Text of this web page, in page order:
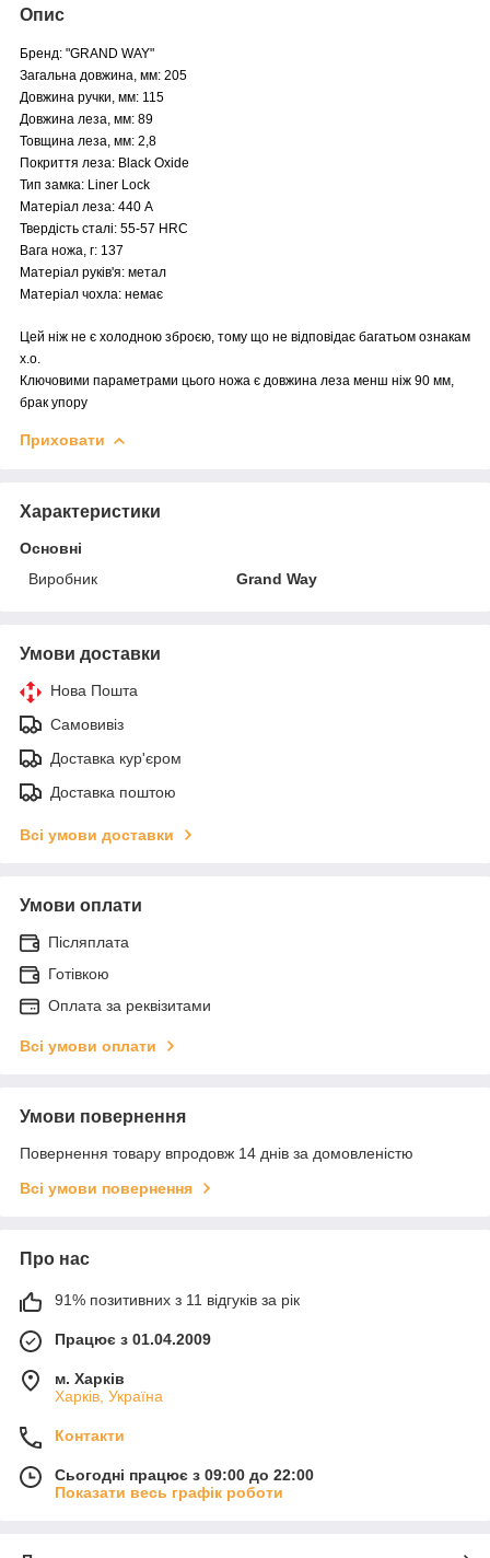
Опис
Бренд: "GRAND WAY"
Загальна довжина, мм: 205
Довжина ручки, мм: 115
Довжина леза, мм: 89
Товщина леза, мм: 2,8
Покриття леза: Black Oxide
Тип замка: Liner Lock
Матеріал леза: 440 A
Твердість сталі: 55-57 HRC
Вага ножа, г: 137
Матеріал руків'я: метал
Матеріал чохла: немає
Цей ніж не є холодною зброєю, тому що не відповідає багатьом ознакам
х.о.
Ключовими параметрами цього ножа є довжина леза менш ніж 90 мм,
брак упору
Приховати
Характеристики
Основні
Виробник
Grand Way
Умови доставки
Нова Пошта
Самовивіз
Доставка кур'єром
Доставка поштою
Всі умови доставки
Умови оплати
Післяплата
Готівкою
Оплата за реквізитами
Всі умови оплати
Умови повернення
Повернення товару впродовж 14 днів за домовленістю
Всі умови повернення
Про нас
91% позитивних з 11 відгуків за рік
Працює з 01.04.2009
м. Харків
Харків, Україна
Контакти
Сьогодні працює з 09:00 до 22:00
Показати весь графік роботи